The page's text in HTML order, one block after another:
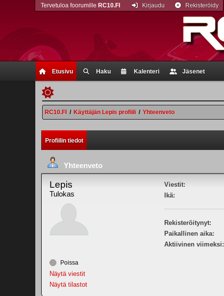
Etusivu Haku Kalenteri Jäsenet
Tervetuloa foorumille RC10.FI Kirjaudu Rekisteröidy
RC10.FI / Käyttäjän Lepis profiili / Yhteenveto
Profiilin tiedot
Yhteenveto
Lepis
Tulokas
Poissa
Näytä viestit
Näytä tilastot
Viestit:
Ikä:
Rekisteröitynyt:
Paikallinen aika:
Aktiivinen viimeksi: